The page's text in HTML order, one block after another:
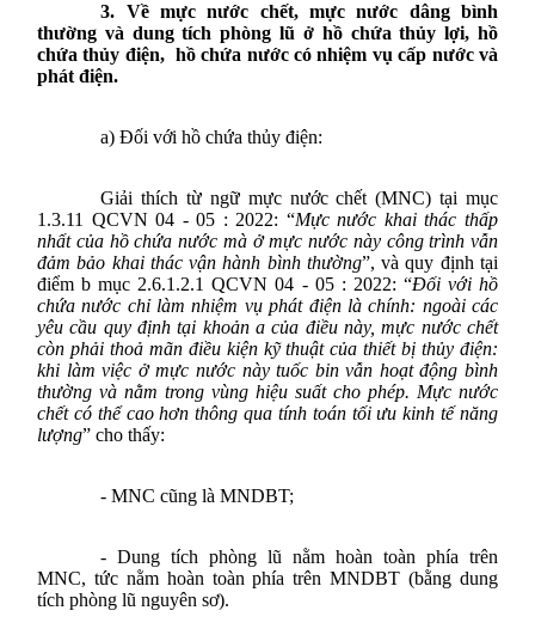
3. Về mực nước chết, mực nước dâng bình
thường và dung tích phòng lũ ở hồ chứa thủy lợi, hồ
chứa thủy điện, hồ chứa nước có nhiệm vụ cấp nước và
phát điện.
a) Đối với hồ chứa thủy điện:
Giải thích từ ngữmực nước chết (MNC)tại mục
1.3.11 QCVN 04 - 05 : 2022: “Mực nước khai thác thấp
nhất của hồ chứa nước mà ở mực nước này công trình vẫn
đảm bảo khai thác vận hành bình thường”, và quy định tại
điểm b mục 2.6.1.2.1QCVN 04 - 05 : 2022: “Đối với hồ
chứa nước chỉ làm nhiệm vụ phát điện là chính: ngoài các
yêu cầu quy định tại khoản a của điều này, mực nước chết
còn phải thoả mãn điều kiện kỹ thuật của thiết bị thủy điện:
khi làm việc ở mực nước này tuốc bin vẫn hoạt động bình
thường và nằm trong vùng hiệu suất cho phép. Mực nước
chết có thể cao hơn thông qua tính toán tối ưu kinh tế năng
lượng” cho thấy:
- MNC cũng là MNDBT;
- Dung tích phòng lũ nằm hoàn toàn phía trên
MNC, tức nằm hoàn toàn phía trên MNDBT (bằng dung
tích phòng lũ nguyên sơ).